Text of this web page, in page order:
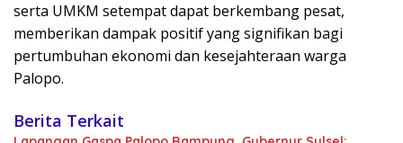
serta UMKM setempat dapat berkembang pesat,
memberikan dampak positif yang signifikan bagi
pertumbuhan ekonomi dan kesejahteraan warga
Palopo.
Berita Terkait